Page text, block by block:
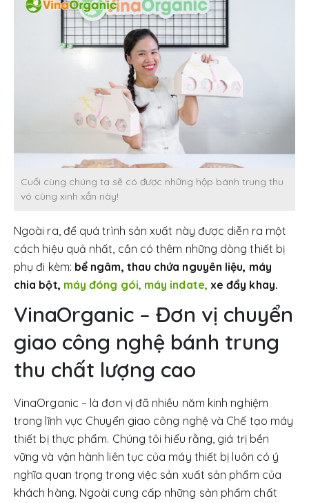
Cuối cùng chúng ta sẽ có được những hộp bánh trung thu
vô cùng xinh xắn này!
Ngoài ra, để quá trình sản xuất này được diễn ra một
cách hiệu quả nhất, cần có thêm những dòng thiết bị
phụ đi kèm: bể ngâm, thau chứa nguyên liệu, máy
chia bột, máy đóng gói, máy indate, xe đẩy khay.
VinaOrganic – Đơn vị chuyển
giao công nghệ bánh trung
thu chất lượng cao
VinaOrganic – là đơn vị đã nhiều năm kinh nghiệm
trong lĩnh vực Chuyển giao công nghệ và Chế tạo máy
thiết bị thực phẩm. Chúng tôi hiểu rằng, giá trị bền
vững và vận hành liên tục của máy thiết bị luôn có ý
nghĩa quan trọng trong việc sản xuất sản phẩm của
khách hàng. Ngoài cung cấp những sản phẩm chất